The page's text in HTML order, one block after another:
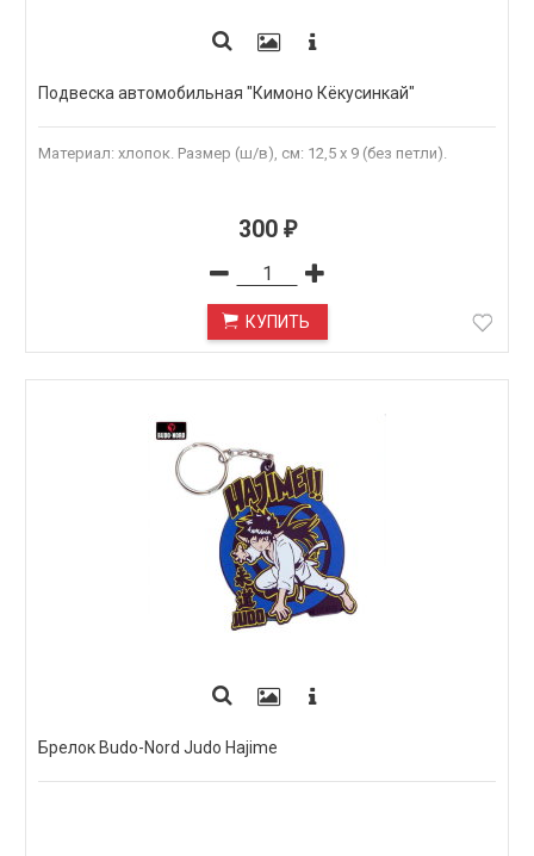
Подвеска автомобильная "Кимоно Кёкусинкай"
Материал: хлопок. Размер (ш/в), см: 12,5 х 9 (без петли).
300 ₽
КУПИТЬ
Брелок Budo-Nord Judo Hajime